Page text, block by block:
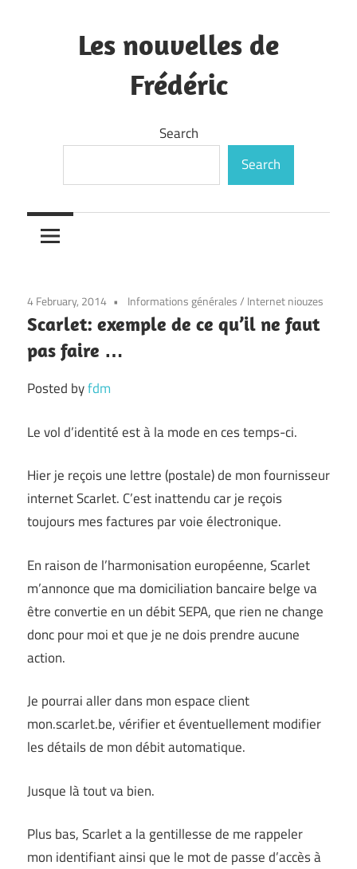
Les nouvelles de
Frédéric
Search
Search
4 February, 2014 Informations générales/ Internet niouzes
Scarlet: exemple de ce qu’il ne faut
pas faire …
Posted byfdm
Le vol d’identité est à la mode en ces temps-ci.
Hier je reçois une lettre (postale) de mon fournisseur
internet Scarlet. C’est inattendu car je reçois
toujours mes factures par voie électronique.
En raison de l’harmonisation européenne, Scarlet
m’annonce que ma domiciliation bancaire belge va
être convertie en un débit SEPA, que rien ne change
donc pour moi et que je ne dois prendre aucune
action.
Je pourrai aller dans mon espace client
mon.scarlet.be, vérifier et éventuellement modifier
les détails de mon débit automatique.
Jusque là tout va bien.
Plus bas, Scarlet a la gentillesse de me rappeler
mon identifiant ainsi que le mot de passe d’accès à